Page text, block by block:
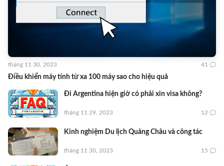
Điều khiển máy tính từ xa 100 máy sao cho hiệu quả
tháng 11 30, 2023 41
Đi Argentina hiện giờ có phải xin visa không?
tháng 11 29, 2023 12
Kinh nghiệm Du lịch Quảng Châu và công tác
tháng 11 30, 2023 15